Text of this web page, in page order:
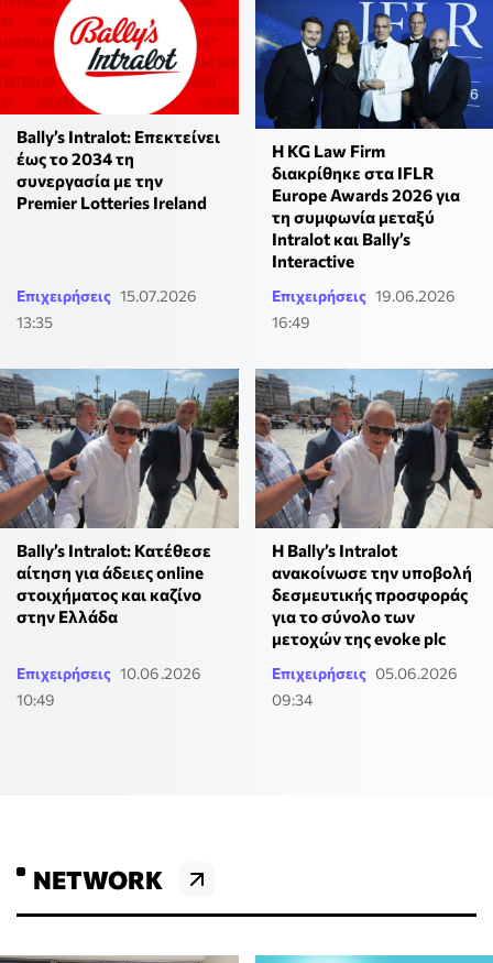
Bally’s Intralot: Επεκτείνει
έως το 2034 τη
συνεργασία με την
Premier Lotteries Ireland
Επιχειρήσεις 15.07.2026
13:35
Η KG Law Firm
διακρίθηκε στα IFLR
Europe Awards 2026 για
τη συμφωνία μεταξύ
Intralot και Bally’s
Interactive
Επιχειρήσεις 19.06.2026
16:49
Bally’s Intralot: Κατέθεσε
αίτηση για άδειες online
στοιχήματος και καζίνο
στην Ελλάδα
Επιχειρήσεις 10.06.2026
10:49
H Bally’s Intralot
ανακοίνωσε την υποβολή
δεσμευτικής προσφοράς
για το σύνολο των
μετοχών της evoke plc
Επιχειρήσεις 05.06.2026
09:34
NETWORK